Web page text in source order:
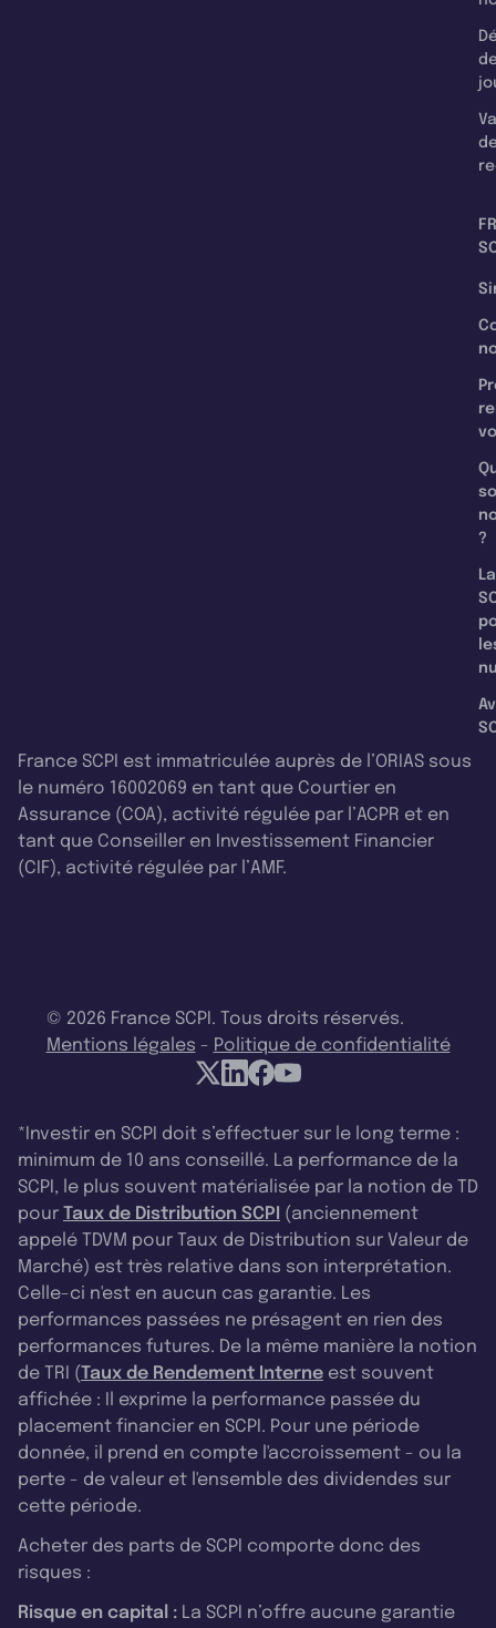
?
La
France SCPI est immatriculée auprès de l’ORIAS sous
le numéro 16002069 en tant que Courtier en
Assurance (COA), activité régulée par l’ACPR et en
tant que Conseiller en Investissement Financier
(CIF), activité régulée par l’AMF.
© 2026 France SCPI. Tous droits réservés.
Mentions légales - Politique de confidentialité
*Investir en SCPI doit s’effectuer sur le long terme :
minimum de 10 ans conseillé. La performance de la
SCPI, le plus souvent matérialisée par la notion de TD
pour Taux de Distribution SCPI (anciennement
appelé TDVM pour Taux de Distribution sur Valeur de
Marché) est très relative dans son interprétation.
Celle-ci n'est en aucun cas garantie. Les
performances passées ne présagent en rien des
performances futures. De la même manière la notion
de TRI (Taux de Rendement Interne est souvent
affichée : Il exprime la performance passée du
placement financier en SCPI. Pour une période
donnée, il prend en compte l'accroissement - ou la
perte - de valeur et l'ensemble des dividendes sur
cette période.
Acheter des parts de SCPI comporte donc des
risques :
Risque en capital : La SCPI n’offre aucune garantie